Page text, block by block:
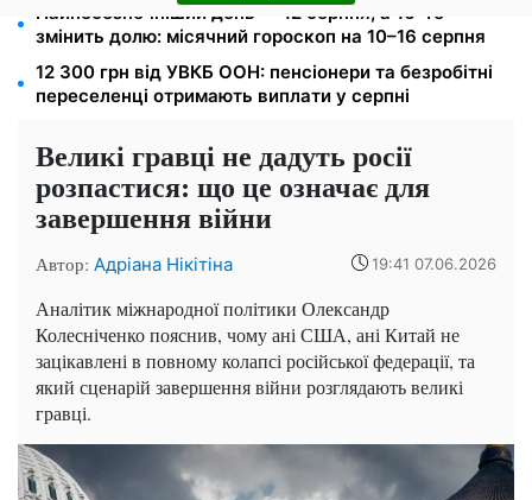
Найнебезпечніший день — 12 серпня, а 16-те
змінить долю: місячний гороскоп на 10–16 серпня
12 300 грн від УВКБ ООН: пенсіонери та безробітні
переселенці отримають виплати у серпні
Великі гравці не дадуть росії
розпастися: що це означає для
завершення війни
Автор: Адріана Нікітіна 19:41 07.06.2026
Аналітик міжнародної політики Олександр
Колесніченко пояснив, чому ані США, ані Китай не
зацікавлені в повному колапсі російської федерації, та
який сценарій завершення війни розглядають великі
гравці.